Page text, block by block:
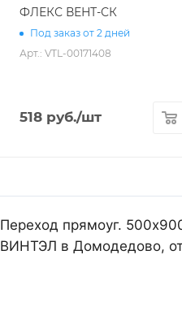
ФЛЕКС ВЕНТ-СК
Под заказ от 2 дней
Арт.: VTL-00171408
518 руб./шт
Переход прямоуг.
ВИНТЭЛ в Домодедово,